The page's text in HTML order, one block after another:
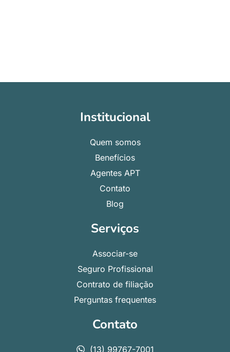
Institucional
Quem somos
Benefícios
Agentes APT
Contato
Blog
Serviços
Associar-se
Seguro Profissional
Contrato de filiação
Perguntas frequentes
Contato
(13) 99767-7001